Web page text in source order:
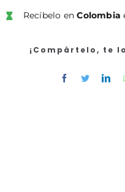
Recíbelo enColombia
¡Compártelo, te